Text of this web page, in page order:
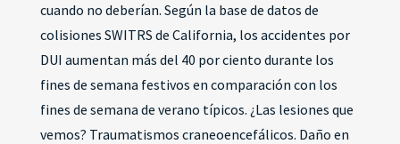
cuando no deberían. Según la base de datos de
colisiones SWITRS de California, los accidentes por
DUI aumentan más del 40 por ciento durante los
fines de semana festivos en comparación con los
fines de semana de verano típicos. ¿Las lesiones que
vemos? Traumatismos craneoencefálicos. Daño en